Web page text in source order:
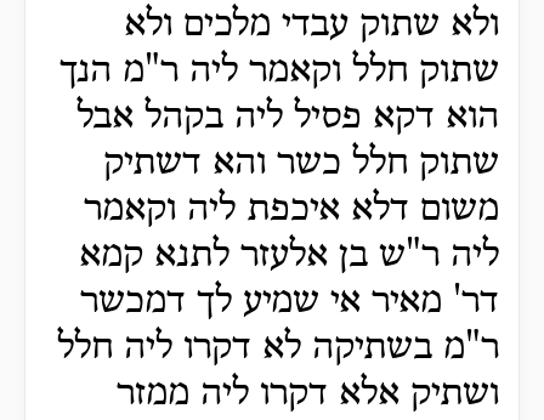
ולא שתוק עבדי מלכים ולא
שתוק חלל וקאמר ליה ר"מ הנך
הוא דקא פסיל ליה בקהל אבל
שתוק חלל כשר והא דשתיק
משום דלא איכפת ליה וקאמר
ליה ר"ש בן אלעזר לתנא קמא
דר' מאיר אי שמיע לך דמכשר
ר"מ בשתיקה לא דקרו ליה חלל
ושתיק אלא דקרו ליה ממזר